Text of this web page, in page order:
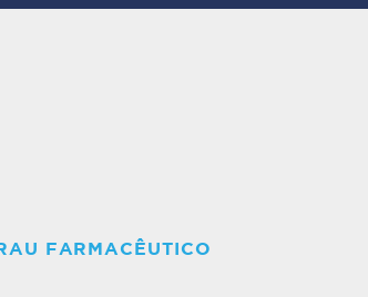
FARMACÊUTICO